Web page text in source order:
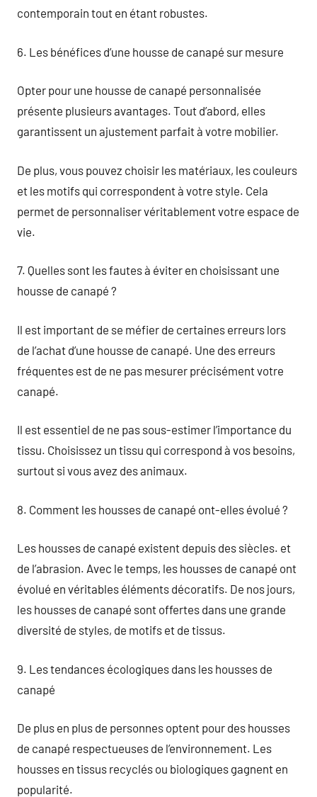
contemporain tout en étant robustes.
6. Les bénéfices d’une housse de canapé sur mesure
Opter pour une housse de canapé personnalisée
présente plusieurs avantages. Tout d’abord, elles
garantissent un ajustement parfait à votre mobilier.
De plus, vous pouvez choisir les matériaux, les couleurs
et les motifs qui correspondent à votre style. Cela
permet de personnaliser véritablement votre espace de
vie.
7. Quelles sont les fautes à éviter en choisissant une
housse de canapé ?
Il est important de se méfier de certaines erreurs lors
de l’achat d’une housse de canapé. Une des erreurs
fréquentes est de ne pas mesurer précisément votre
canapé.
Il est essentiel de ne pas sous-estimer l’importance du
tissu. Choisissez un tissu qui correspond à vos besoins,
surtout si vous avez des animaux.
8. Comment les housses de canapé ont-elles évolué ?
Les housses de canapé existent depuis des siècles. et
de l’abrasion. Avec le temps, les housses de canapé ont
évolué en véritables éléments décoratifs. De nos jours,
les housses de canapé sont offertes dans une grande
diversité de styles, de motifs et de tissus.
9. Les tendances écologiques dans les housses de
canapé
De plus en plus de personnes optent pour des housses
de canapé respectueuses de l’environnement. Les
housses en tissus recyclés ou biologiques gagnent en
popularité.